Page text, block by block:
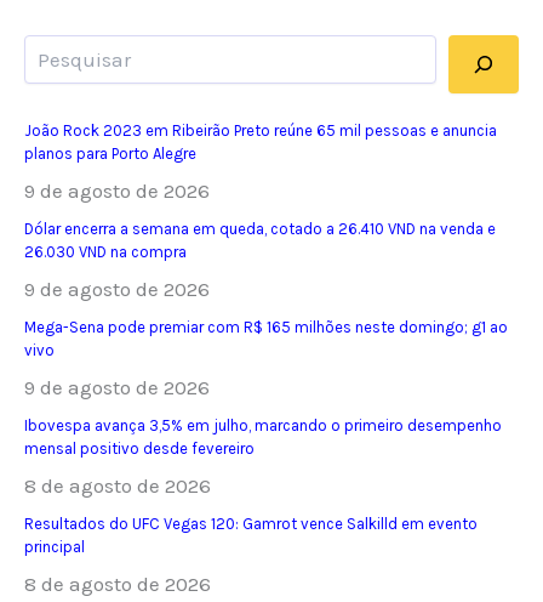
João Rock 2023 em Ribeirão Preto reúne 65 mil pessoas e anuncia
planos para Porto Alegre
9 de agosto de 2026
Dólar encerra a semana em queda, cotado a 26.410 VND na venda e
26.030 VND na compra
9 de agosto de 2026
Mega-Sena pode premiar com R$ 165 milhões neste domingo; g1 ao
vivo
9 de agosto de 2026
Ibovespa avança 3,5% em julho, marcando o primeiro desempenho
mensal positivo desde fevereiro
8 de agosto de 2026
Resultados do UFC Vegas 120: Gamrot vence Salkilld em evento
principal
8 de agosto de 2026